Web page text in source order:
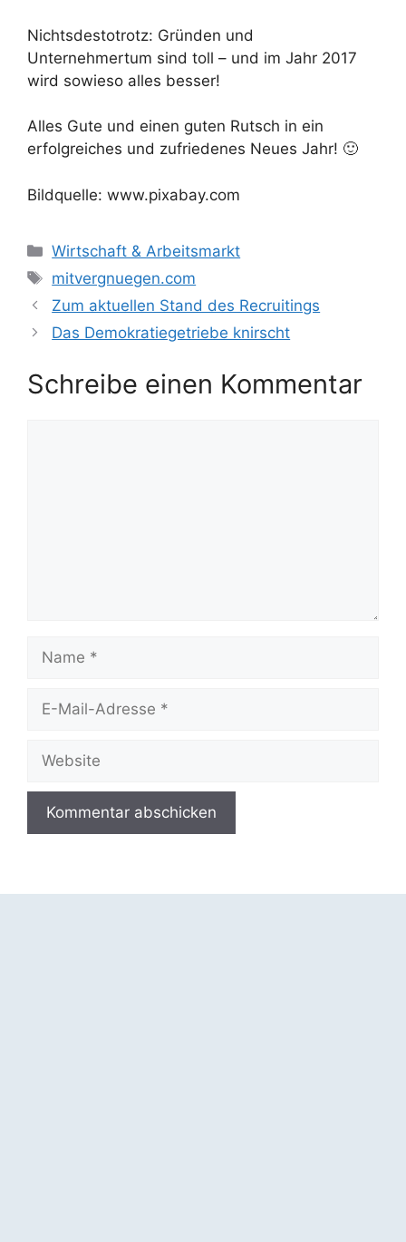
Nichtsdestotrotz: Gründen und
Unternehmertum sind toll – und im Jahr 2017
wird sowieso alles besser!
Alles Gute und einen guten Rutsch in ein
erfolgreiches und zufriedenes Neues Jahr! 🙂
Bildquelle: www.pixabay.com
Kategorien
Wirtschaft & Arbeitsmarkt
Schlagwörter
mitvergnuegen.com
Zum aktuellen Stand des Recruitings
Das Demokratiegetriebe knirscht
Schreibe einen Kommentar
Name
Website